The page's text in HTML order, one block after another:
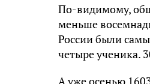
По-видимому,
меньше
России были
четыре ученика.
А уже осенью